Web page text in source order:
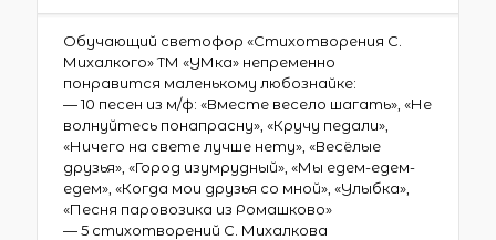
Обучающий светофор «Стихотворения С.
Михалкого» ТМ «УМка» непременно
понравится маленькому любознайке:
— 10 песен из м/ф: «Вместе весело шагать», «Не
волнуйтесь понапрасну», «Кручу педали»,
«Ничего на свете лучше нету», «Весёлые
друзья», «Город изумрудный», «Мы едем-едем-
едем», «Когда мои друзья со мной», «Улыбка»,
«Песня паровозика из Ромашково»
— 5 стихотворений С. Михалкова